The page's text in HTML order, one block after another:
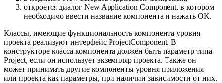
откроется диалог New Application Component, в котором
необходимо ввести название компонента и нажать OK.
Классы, имеющие функциональность компонента уровня
проекта реализуют интерфейс ProjectComponent. В
конструкторе класса компонента должен быть параметр типа
Project, если он использует экземпляр проекта. Также он
может принимать другие компоненты уровня приложения
или проекта как параметры, при наличии зависимости от них.